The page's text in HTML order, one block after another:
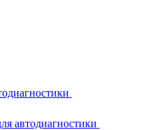
автодиагностики